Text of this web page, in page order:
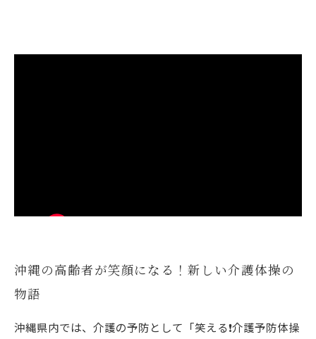
沖縄の高齢者が笑顔になる！新しい介護体操の
物語
沖縄県内では、介護の予防として「笑える❗️介護予防体操